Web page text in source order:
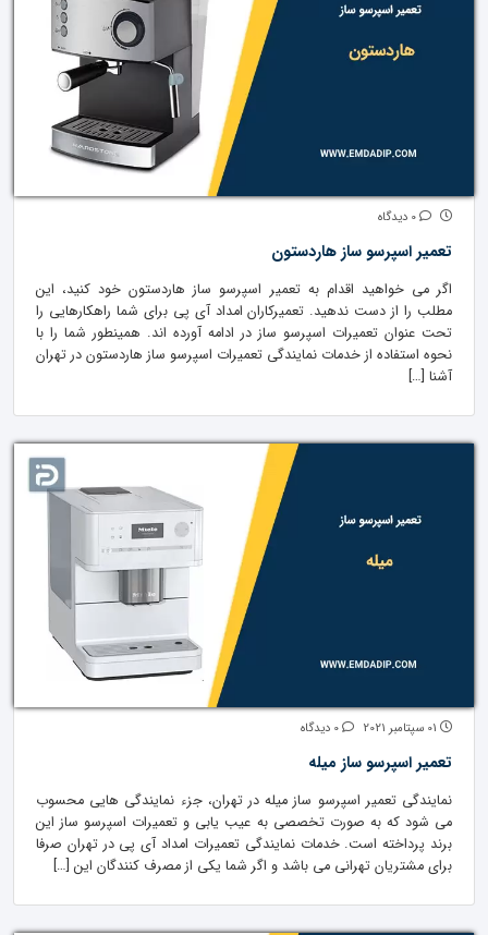
تعمیر اسپرسو ساز هاردستون
اگر می خواهید اقدام به تعمیر اسپرسو ساز هاردستون خود کنید، این
مطلب را از دست ندهید. تعمیرکاران امداد آی پی برای شما راهکارهایی را
تحت عنوان تعمیرات اسپرسو ساز در ادامه آورده اند. همینطور شما را با
نحوه استفاده از خدمات نمایندگی تعمیرات اسپرسو ساز هاردستون در تهران
آشنا […]
تعمیر اسپرسو ساز میله
نمایندگی تعمیر اسپرسو ساز میله در تهران، جزء نمایندگی هایی محسوب
می شود که به صورت تخصصی به عیب یابی و تعمیرات اسپرسو ساز این
برند پرداخته است. خدمات نمایندگی تعمیرات امداد آی پی در تهران صرفا
برای مشتریان تهرانی می باشد و اگر شما یکی از مصرف کنندگان این […]